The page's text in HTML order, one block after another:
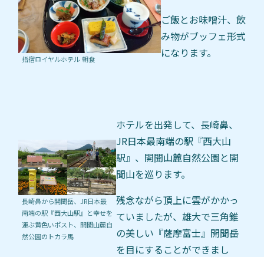
指宿ロイヤルホテル 朝食
ご飯とお味噌汁、飲
み物がブッフェ形式
になります。
長崎鼻から開聞岳、JR日本最
南端の駅『西大山駅』と幸せを
運ぶ黄色いポスト、開聞山麓自
然公園のトカラ馬
ホテルを出発して、長崎鼻、
JR日本最南端の駅『西大山
駅』、開聞山麓自然公園と開
聞山を巡ります。
残念ながら頂上に雲がかかっ
ていましたが、雄大で三角錐
の美しい『薩摩富士』開聞岳
を目にすることができまし